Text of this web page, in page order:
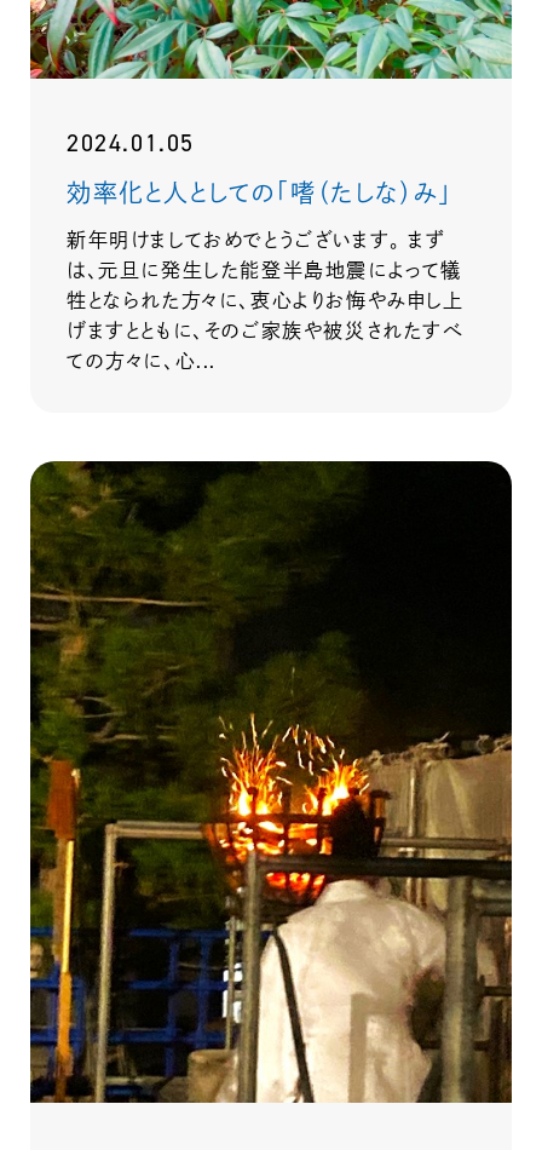
2024.01.05
効率化と人としての「嗜（たしな）み」
新年明けましておめでとうございます。 まず
は、元旦に発生した能登半島地震によって犠
牲となられた方々に、衷心よりお悔やみ申し上
げますとともに、そのご家族や被災されたすべ
ての方々に、心...